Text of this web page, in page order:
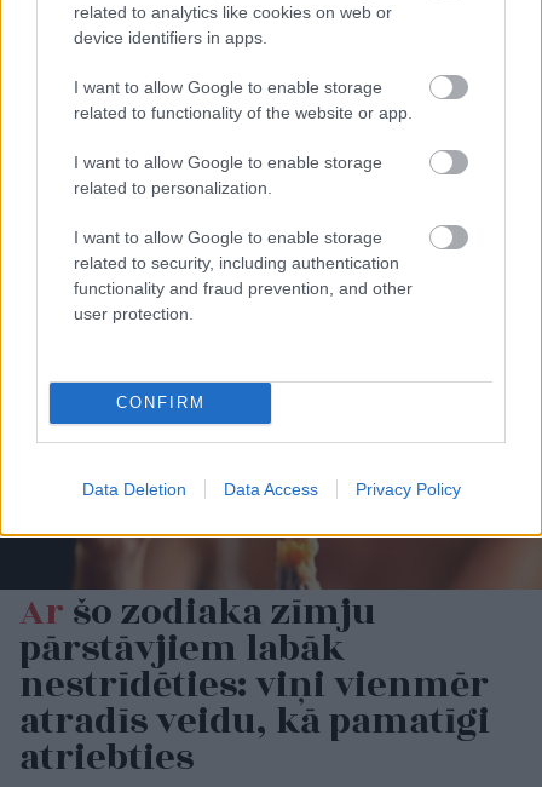
related to analytics like cookies on web or
device identifiers in apps.
I want to allow Google to enable storage
related to functionality of the website or app.
I want to allow Google to enable storage
related to personalization.
I want to allow Google to enable storage
related to security, including authentication
functionality and fraud prevention, and other
user protection.
CONFIRM
Data Deletion Data Access Privacy Policy
“Man nebija tās mātes
Didrihsone atklāti par
laiku pēc dēla
“Tā sanāca, ka iemīlējās
starpību,” Linda Kalniņa
Džilindžeru
Aršo zodiaka zīmju
pārstāvjiem labāk
nestrīdēties: viņi vienmēr
atradīs veidu, kā pamatīgi
atriebties